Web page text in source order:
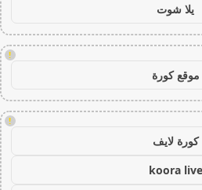
يلا شوت
!
موقع كورة
!
كورة لايف
koora live